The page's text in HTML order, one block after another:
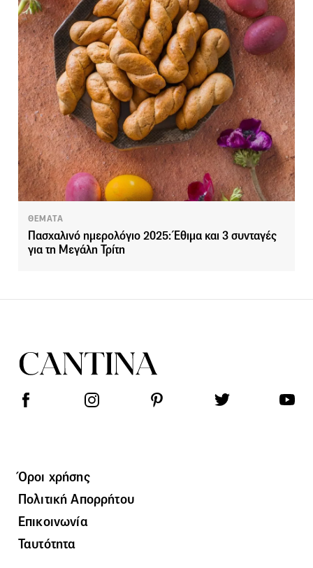
ΘΕΜΑΤΑ
Πασχαλινό ημερολόγιο 2025: Έθιμα και 3 συνταγές
για τη Μεγάλη Τρίτη
Όροι χρήσης
Πολιτική Απορρήτου
Επικοινωνία
Ταυτότητα